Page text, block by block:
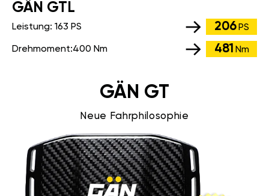
GÄN GTL
Leistung: 163 PS 206 PS
Drehmoment:400 Nm 481 Nm
GÄN GT
Neue Fahrphilosophie